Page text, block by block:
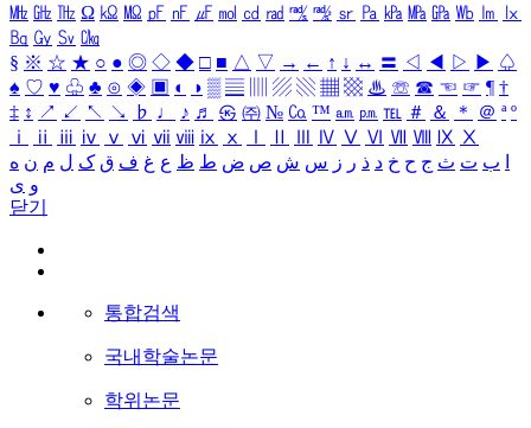
㎒ ㎓ ㎔ Ω ㏀ ㏁ ㎊ ㎋ ㎌ ㏖ ㏅ ㎭ ㎮ ㎯ ㏛ ㎩ ㎪ ㎫ ㎬ ㏝ ㏐
㏓
㏃ ㏉ ㏜ ㏆
§ ※ ☆ ★ ○ ● ◎ ◇ ◆ □ ■ △ ▽ → ← ↑ ↓ ↔ 〓 ◁ ◀ ▷ ▶ ♤
♠ ♡ ♥ ♧ ♣ ⊙ ◈ ▣ ◐ ◑ ▒ ▤ ▨ ▧ ▦ ▩ ♨ ☏ ☎ ☜ ☞ ¶ †
‡ ↕ ↗ ↙ ↖ ↘ ♭ ♩ ♪ ♬ ㉿ ㈜ № ㏇ ™ ㏂ ㏘ ℡ ＃ ＆ ＊ ＠ ª º
ⅰ
ⅱ ⅲ ⅳ ⅴ ⅵ ⅶ ⅷ ⅸ ⅹ Ⅳ Ⅴ Ⅵ Ⅶ Ⅷ Ⅸ Ⅹ
ب ت ث ج ح خ د ذ ر ز س ش ص ض ط ظ ع غ ف ق ک ل م ن ه
و ی
닫기
통합검색
국내학술논문
학위논문